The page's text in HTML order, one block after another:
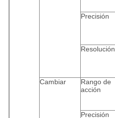
Precisión
Resolución
Cambiar
Rango de
acción
Precisión